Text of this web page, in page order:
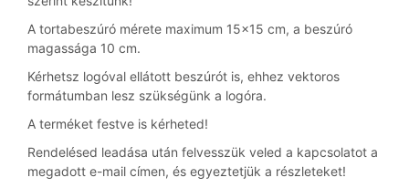
A tortabeszúró mérete maximum 15×15 cm, a beszúró
magassága 10 cm.
Kérhetsz logóval ellátott beszúrót is, ehhez vektoros
formátumban lesz szükségünk a logóra.
A terméket festve is kérheted!
Rendelésed leadása után felvesszük veled a kapcsolatot a
megadott e-mail címen, és egyeztetjük a részleteket!